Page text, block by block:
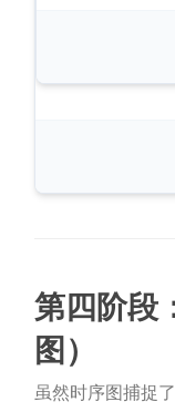
第四阶段
图）
虽然时序图捕捉了